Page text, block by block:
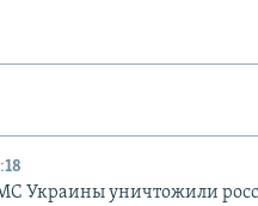
Украины уничтожили